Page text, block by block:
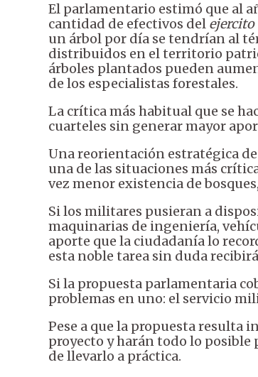
El parlamentario estimó que al
cantidad de efectivos del ejercito
un árbol por día se tendrían al
distribuidos en el territorio
árboles plantados pueden
de los especialistas forestales.
La crítica más habitual que se
cuarteles sin generar mayor
Una reorientación estratégica
una de las situaciones más
vez menor existencia de
Si los militares pusieran a
maquinarias de ingeniería,
aporte que la ciudadanía lo
esta noble tarea sin duda
Si la propuesta parlamentaria
problemas en uno: el servicio
Pese a que la propuesta resulta
proyecto y harán todo lo
de llevarlo a práctica.